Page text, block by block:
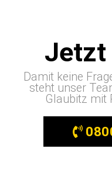
Jetzt
Damit keine
steht unser
Glaubitz mit